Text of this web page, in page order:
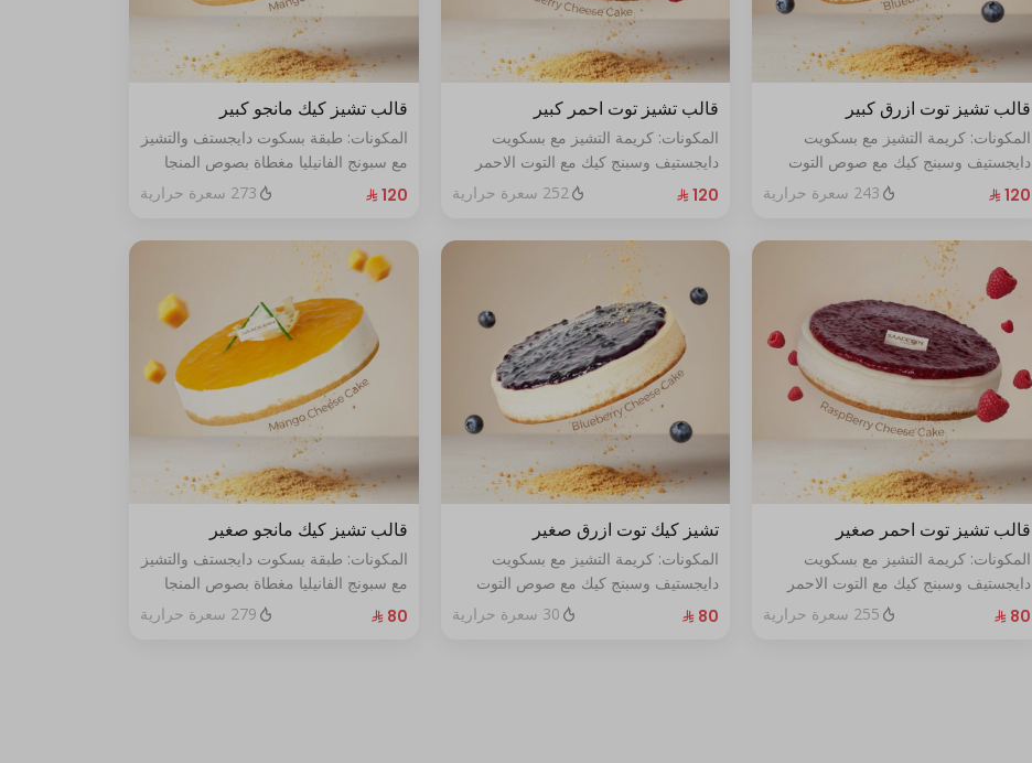
قالب تشيز توت ازرق كبير
المكونات: كريمة التشيز مع بسكويت
دايجستيف وسبنج كيك مع صوص التوت
الأزرق الطازج الحجم:كبير يكفي١٢شخص
243 سعرة حرارية
قالب تشيز توت احمر كبير
المكونات: كريمة التشيز مع بسكويت
دايجستيف وسبنج كيك مع التوت الاحمر
الطازج الحجم:كبير يكفي١٢شخص
252 سعرة حرارية
قالب تشيز كيك مانجو كبير
المكونات: طبقة بسكوت دايجستف والتشيز
مع سبونج الفانيليا مغطاة بصوص المنجا
الحجم: كبير يكفي ١٢ اشخاص
273 سعرة حرارية
قالب تشيز توت احمر صغير
المكونات: كريمة التشيز مع بسكويت
دايجستيف وسبنج كيك مع التوت الاحمر
الطازج الحجم:صغير يكفي٧شخص
255 سعرة حرارية
تشيز كيك توت ازرق صغير
المكونات: كريمة التشيز مع بسكويت
دايجستيف وسبنج كيك مع صوص التوت
الأزرق الطازج الحجم:صغير يكفي٧شخص
30 سعرة حرارية
قالب تشيز كيك مانجو صغير
المكونات: طبقة بسكوت دايجستف والتشيز
مع سبونج الفانيليا مغطاة بصوص المنجا
الحجم: صغير يكفي ٧ اشخاص
279 سعرة حرارية